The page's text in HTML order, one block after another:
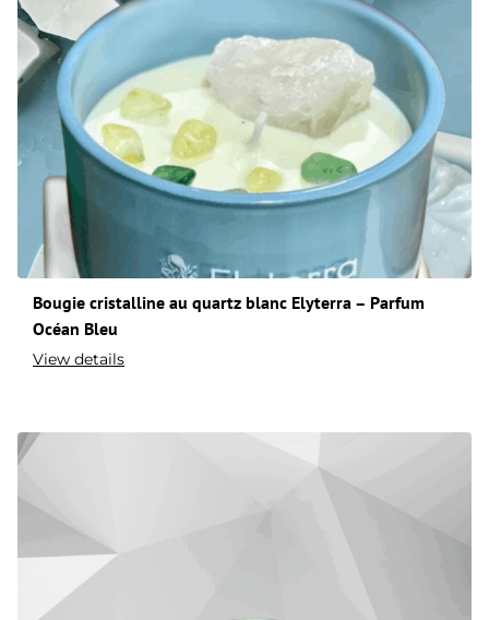
Bougie cristalline au quartz blanc Elyterra – Parfum
Océan Bleu
View details